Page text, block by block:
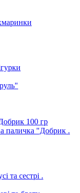
100 гр
паличка "Добрик .
та сестрі .